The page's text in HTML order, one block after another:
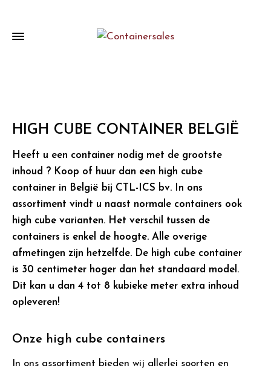
HIGH CUBE CONTAINER BELGIË
Heeft u een container nodig met de grootste
inhoud ? Koop of huur dan een high cube
container in België bij CTL-ICS bv. In ons
assortiment vindt u naast normale containers ook
high cube varianten. Het verschil tussen de
containers is enkel de hoogte. Alle overige
afmetingen zijn hetzelfde. De high cube container
is 30 centimeter hoger dan het standaard model.
Dit kan u dan 4 tot 8 kubieke meter extra inhoud
opleveren!
Onze high cube containers
In ons assortiment bieden wij allerlei soorten en